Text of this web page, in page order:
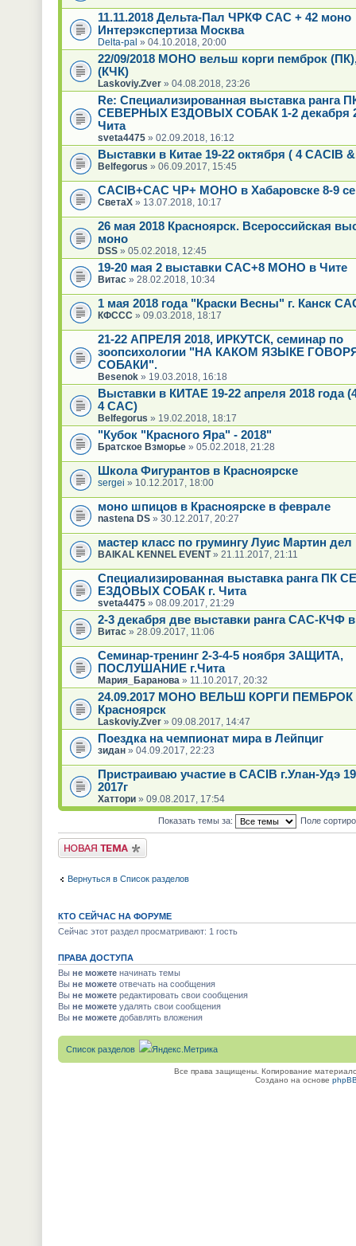
11.11.2018 Дельта-Пал ЧРКФ САС + 42 моно
Интерэкспертиза Москва
Delta-pal » 04.10.2018, 20:00
22/09/2018 МОНО вельш корги пемброк
(КЧК)
Laskoviy.Zver» 04.08.2018, 23:26
Re: Специализированная выставка ранга
СЕВЕРНЫХ ЕЗДОВЫХ СОБАК 1-2 декабря
Чита
sveta4475» 02.09.2018, 16:12
Выставки в Китае 19-22 октября ( 4 CACIB
Belfegorus » 06.09.2017, 15:45
CACIB+САС ЧР+ МОНО в Хабаровске 8-9
СветаХ» 13.07.2018, 10:17
26 мая 2018 Красноярск. Всероссийская
моно
DSS» 05.02.2018, 12:45
19-20 мая 2 выставки САС+8 МОНО в Чите
Витас» 28.02.2018, 10:34
1 мая 2018 года "Краски Весны" г. Канск
КФССС » 09.03.2018, 18:17
21-22 АПРЕЛЯ 2018, ИРКУТСК, семинар по
зоопсихологии "НА КАКОМ ЯЗЫКЕ
СОБАКИ".
Besenok» 19.03.2018, 16:18
Выставки в КИТАЕ 19-22 апреля 2018 года
4 CAC)
Belfegorus » 19.02.2018, 18:17
"Кубок "Красного Яра" - 2018"
Братское Взморье» 05.02.2018, 21:28
Школа Фигурантов в Красноярске
sergei » 10.12.2017, 18:00
моно шпицов в Красноярске в феврале
nastena DS» 30.12.2017, 20:27
мастер класс по грумингу Луис Мартин дел
BAIKAL KENNEL EVENT» 21.11.2017, 21:11
Специализированная выставка ранга ПК
ЕЗДОВЫХ СОБАК г. Чита
sveta4475» 08.09.2017, 21:29
2-3 декабря две выставки ранга САС-КЧФ
Витас» 28.09.2017, 11:06
Семинар-тренинг 2-3-4-5 ноября ЗАЩИТА,
ПОСЛУШАНИЕ г.Чита
Мария_Баранова » 11.10.2017, 20:32
24.09.2017 МОНО ВЕЛЬШ КОРГИ ПЕМБРОК
Красноярск
Laskoviy.Zver» 09.08.2017, 14:47
Поездка на чемпионат мира в Лейпциг
зидан» 04.09.2017, 22:23
Пристраиваю участие в CACIB г.Улан-Удэ 19
2017г
Хаттори» 09.08.2017, 17:54
Показать темы за: Поле
Новая тема
Вернуться в Список разделов
КТО СЕЙЧАС НА ФОРУМЕ
Сейчас этот раздел просматривают: 1 гость
ПРАВА ДОСТУПА
Вы не можетеначинать темы
Вы не можетеотвечать на сообщения
Вы не можетередактировать свои сообщения
Вы не можетеудалять свои сообщения
Вы не можетедобавлять вложения
Список разделов
Все права защищены. Копирование
Создано на основе